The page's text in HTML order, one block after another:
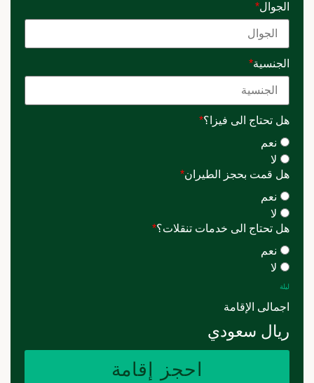
الجوال*
الجنسية*
هل تحتاج الى فيزا؟*
نعم
لا
هل قمت بحجز الطيران*
نعم
لا
هل تحتاج الى خدمات تنقلات؟*
نعم
لا
ليلة
اجمالى الإقامة
ريال سعودي
احجز إقامة